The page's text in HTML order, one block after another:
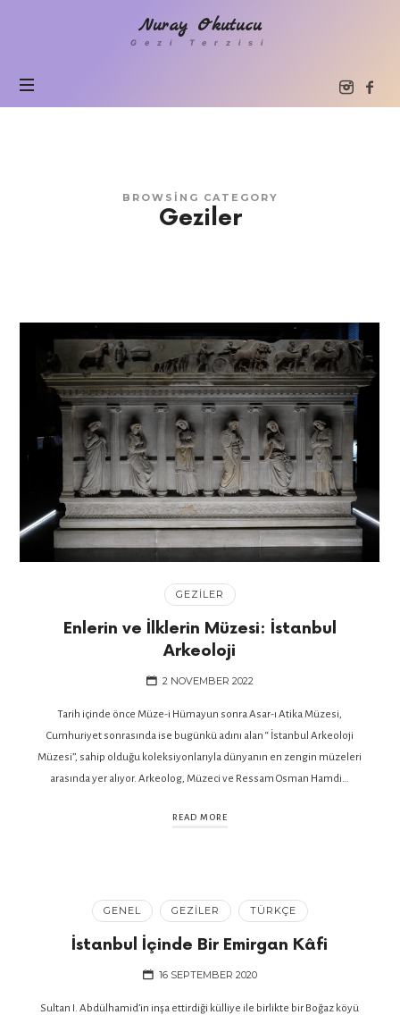
Nuray
Okutucu
Nuray Okutucu
Gezi Terzisi
BROWSING CATEGORY
Geziler
GEZILER
Enlerin ve İlklerin Müzesi: İstanbul
Arkeoloji
2 NOVEMBER 2022
Tarih içinde önce Müze-i Hü­mayun sonra Asar-ı Atika Mü­zesi,
Cumhuriyet sonrasında ise bugünkü adını alan “ İs­tanbul Arkeoloji
Müzesi”, sahip olduğu koleksiyonlarıyla dünyanın en zengin müzeleri
arasında yer alıyor. Arkeolog, Müzeci ve Ressam Osman Hamdi…
READ MORE
GENEL GEZILER TÜRKÇE
İstanbul İçinde Bir Emirgan Kâfi
16 SEPTEMBER 2020
Sultan I. Abdülhamid’in inşa ettirdiği külliye ile birlikte bir Boğaz köyü